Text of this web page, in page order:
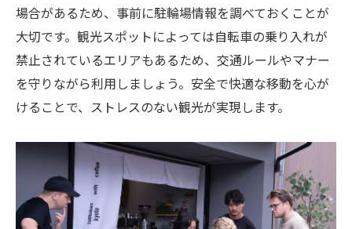
場合があるため、事前に駐輪場情報を調べておくことが
大切です。観光スポットによっては自転車の乗り入れが
禁止されているエリアもあるため、交通ルールやマナー
を守りながら利用しましょう。安全で快適な移動を心が
けることで、ストレスのない観光が実現します。